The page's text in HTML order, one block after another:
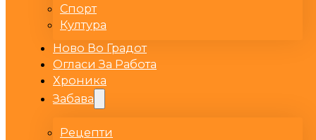
Спорт
Култура
Ново Во Градот
Огласи За Работа
Хроника
Забава
Рецепти